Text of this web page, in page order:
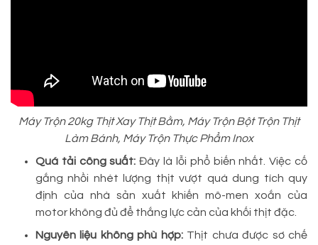
Máy Trộn 20kg Thịt Xay Thịt Bằm, Máy Trộn Bột Trộn Thịt
Làm Bánh, Máy Trộn Thực Phẩm Inox
Quá tải công suất:Đây là lỗi phổ biến nhất. Việc cố
gắng nhồi nhét lượng thịt vượt quá dung tích quy
định của nhà sản xuất khiến mô-men xoắn của
motor không đủ để thắng lực cản của khối thịt đặc.
Nguyên liệu không phù hợp: Thịt chưa được sơ chế